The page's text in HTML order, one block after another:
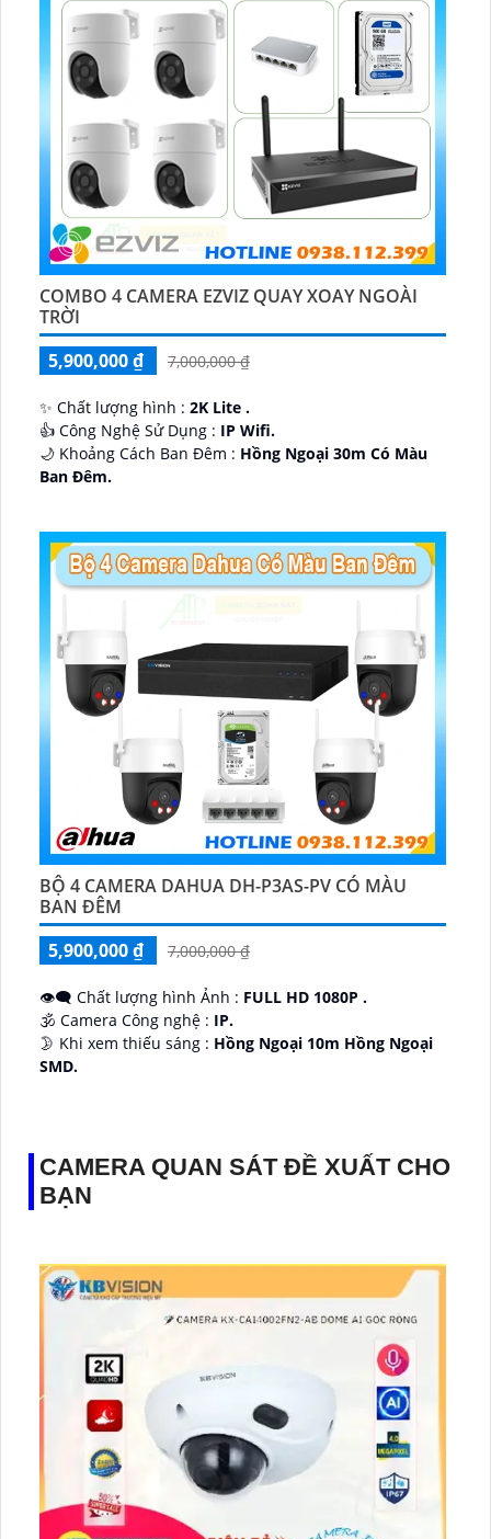
COMBO 4 CAMERA EZVIZ QUAY XOAY NGOÀI
TRỜI
5,900,000 ₫
7,000,000 ₫
✨ Chất lượng hình : 2K Lite .
👍 Công Nghệ Sử Dụng : IP Wifi.
🌙 Khoảng Cách Ban Đêm : Hồng Ngoại 30m Có Màu
Ban Ðêm.
BỘ 4 CAMERA DAHUA DH-P3AS-PV CÓ MÀU
BAN ĐÊM
5,900,000 ₫
7,000,000 ₫
👁️‍🗨 Chất lượng hình Ảnh : FULL HD 1080P .
🕉️ Camera Công nghệ : IP.
🌛 Khi xem thiếu sáng : Hồng Ngoại 10m Hồng Ngoại
SMD.
CAMERA QUAN SÁT ĐỀ XUẤT CHO
BẠN